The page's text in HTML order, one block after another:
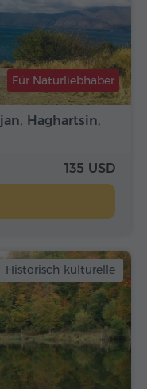
Haghartsin,
Für Naturliebhaber
135 USD
Historisch-kulturelle